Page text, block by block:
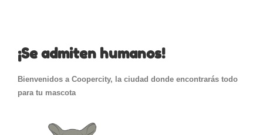
¡Se admiten humanos!
Bienvenidos a Coopercity, la ciudad donde encontrarás todo
para tu mascota